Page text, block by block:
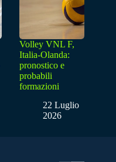
Volley VNL F,
Italia-Olanda:
pronostico e
probabili
formazioni
22 Luglio
2026